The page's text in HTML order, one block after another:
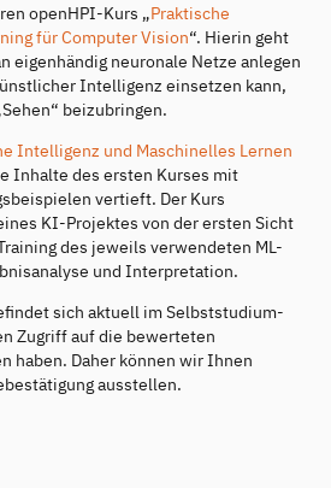
openHPI-Kurs „Praktische
für Computer Vision“. Hierin geht
eigenhändig neuronale Netze anlegen
Intelligenz einsetzen kann,
beizubringen.
Intelligenz und Maschinelles Lernen
Inhalte des ersten Kurses mit
vertieft. Der Kurs
KI-Projektes von der ersten Sicht
des jeweils verwendeten ML-
und Interpretation.
sich aktuell im Selbststudium-
Zugriff auf die bewerteten
haben. Daher können wir Ihnen
ausstellen.